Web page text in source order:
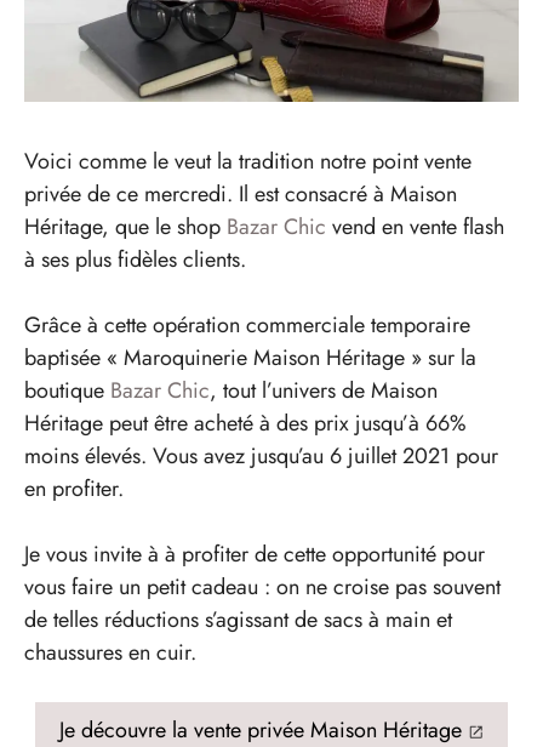
Voici comme le veut la tradition notre point vente
privée de ce mercredi. Il est consacré à Maison
Héritage, que le shop Bazar Chic vend en vente flash
à ses plus fidèles clients.
Grâce à cette opération commerciale temporaire
baptisée « Maroquinerie Maison Héritage » sur la
boutique Bazar Chic, tout l’univers de Maison
Héritage peut être acheté à des prix jusqu’à 66%
moins élevés. Vous avez jusqu’au 6 juillet 2021 pour
en profiter.
Je vous invite à à profiter de cette opportunité pour
vous faire un petit cadeau : on ne croise pas souvent
de telles réductions s’agissant de sacs à main et
chaussures en cuir.
Je découvre la vente privée Maison Héritage